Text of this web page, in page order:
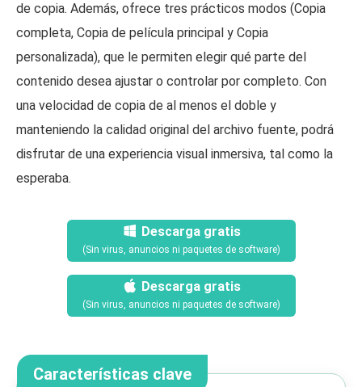
de copia. Además, ofrece tres prácticos modos (Copia
completa, Copia de película principal y Copia
personalizada), que le permiten elegir qué parte del
contenido desea ajustar o controlar por completo. Con
una velocidad de copia de al menos el doble y
manteniendo la calidad original del archivo fuente, podrá
disfrutar de una experiencia visual inmersiva, tal como la
esperaba.
Descarga gratis
(Sin virus, anuncios ni paquetes de software)
Descarga gratis
(Sin virus, anuncios ni paquetes de software)
Características clave